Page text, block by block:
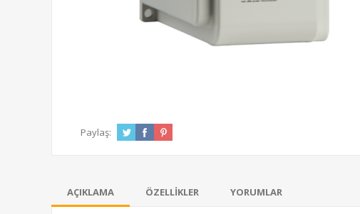
Paylaş:
AÇIKLAMA ÖZELLIKLER YORUMLAR